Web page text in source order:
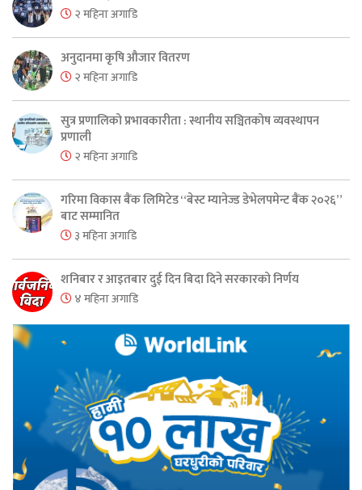
२ महिना अगाडि
अनुदानमा कृषि औजार वितरण
२ महिना अगाडि
सुत्र प्रणालिको प्रभावकारीता : स्थानीय सञ्चितकोष व्यवस्थापन
प्रणाली
२ महिना अगाडि
गरिमा विकास बैंक लिमिटेड “बेस्ट म्यानेज्ड डेभेलपमेन्ट बैंक २०२६”
बाट सम्मानित
३ महिना अगाडि
शनिबार र आइतबार दुई दिन बिदा दिने सरकारको निर्णय
४ महिना अगाडि